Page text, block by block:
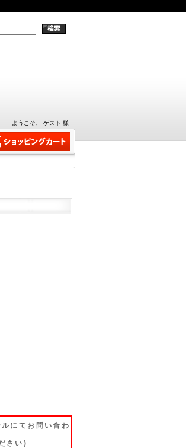
ようこそ、 ゲスト 様
にてお問い合わ
さい)